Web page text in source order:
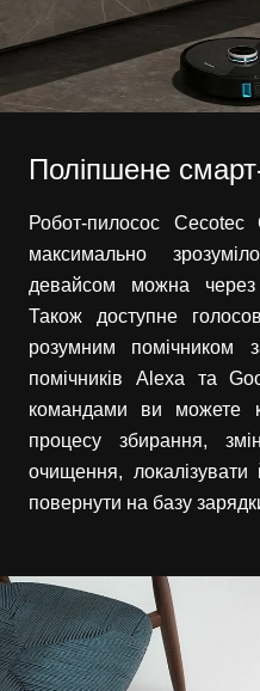
Поліпшене
Робот-пилосос
максимально
девайсом можна
Також доступне
розумним помічником
помічників Alexa та
командами ви можете
процесу збирання,
очищення,
повернути на базу